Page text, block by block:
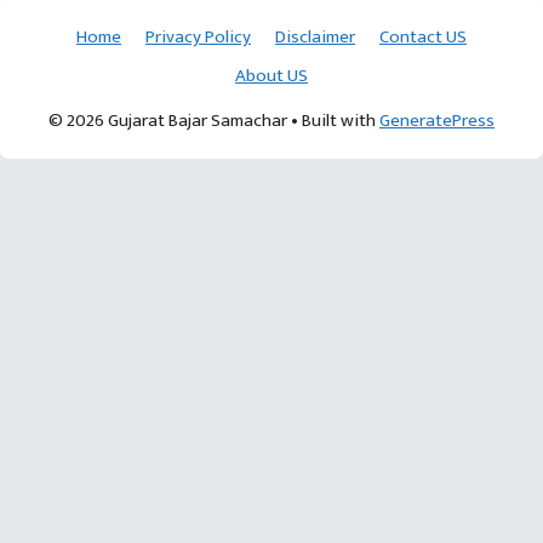
Home Privacy Policy Disclaimer
Contact US
About US
© 2026 Gujarat Bajar Samachar• Built withGeneratePress